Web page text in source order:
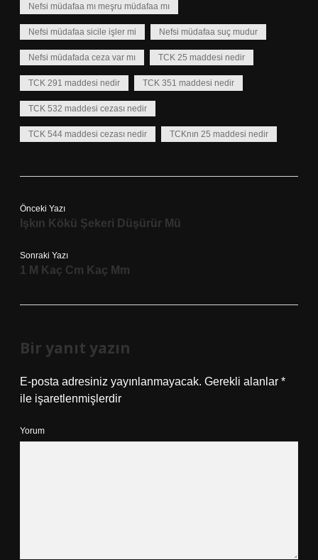
Nefsi müdafaa mı meşru müdafaa mı
Nefsi müdafaa sicile işler mi Nefsi müdafaa suç mudur
Nefsi müdafada ceza var mı TCK 25 maddesi nedir
TCK 291 maddesi nedir TCK 351 maddesi nedir
TCK 532 maddesi cezası nedir
TCK 544 maddesi cezası nedir TCKnın 25 maddesi nedir
Önceki Yazı
Işkın Kökü Şekeri Düşürür Mü
Sonraki Yazı
1 M Kaç Cm Kaç Mm
Bir yanıt yazın
E-posta adresiniz yayınlanmayacak. Gerekli alanlar *
ile işaretlenmişlerdir
Yorum